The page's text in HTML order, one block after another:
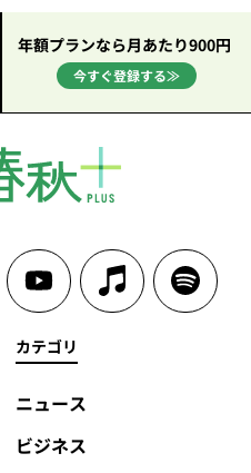
年額プランなら月あたり900円
今すぐ登録する≫
カテゴリ
ニュース
ビジネス